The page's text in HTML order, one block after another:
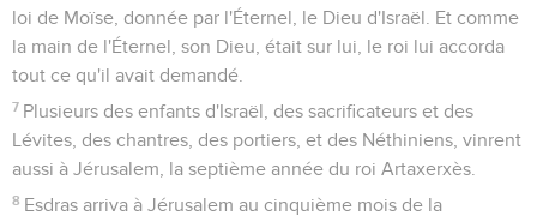
loi de Moïse, donnée par l'Éternel, le Dieu d'Israël. Et comme
la main de l'Éternel, son Dieu, était sur lui, le roi lui accorda
tout ce qu'il avait demandé.
7 Plusieurs des enfants d'Israël, des sacrificateurs et des
Lévites, des chantres, des portiers, et des Néthiniens, vinrent
aussi à Jérusalem, la septième année du roi Artaxerxès.
8 Esdras arriva à Jérusalem au cinquième mois de la